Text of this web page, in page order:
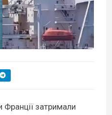
Франції затримали